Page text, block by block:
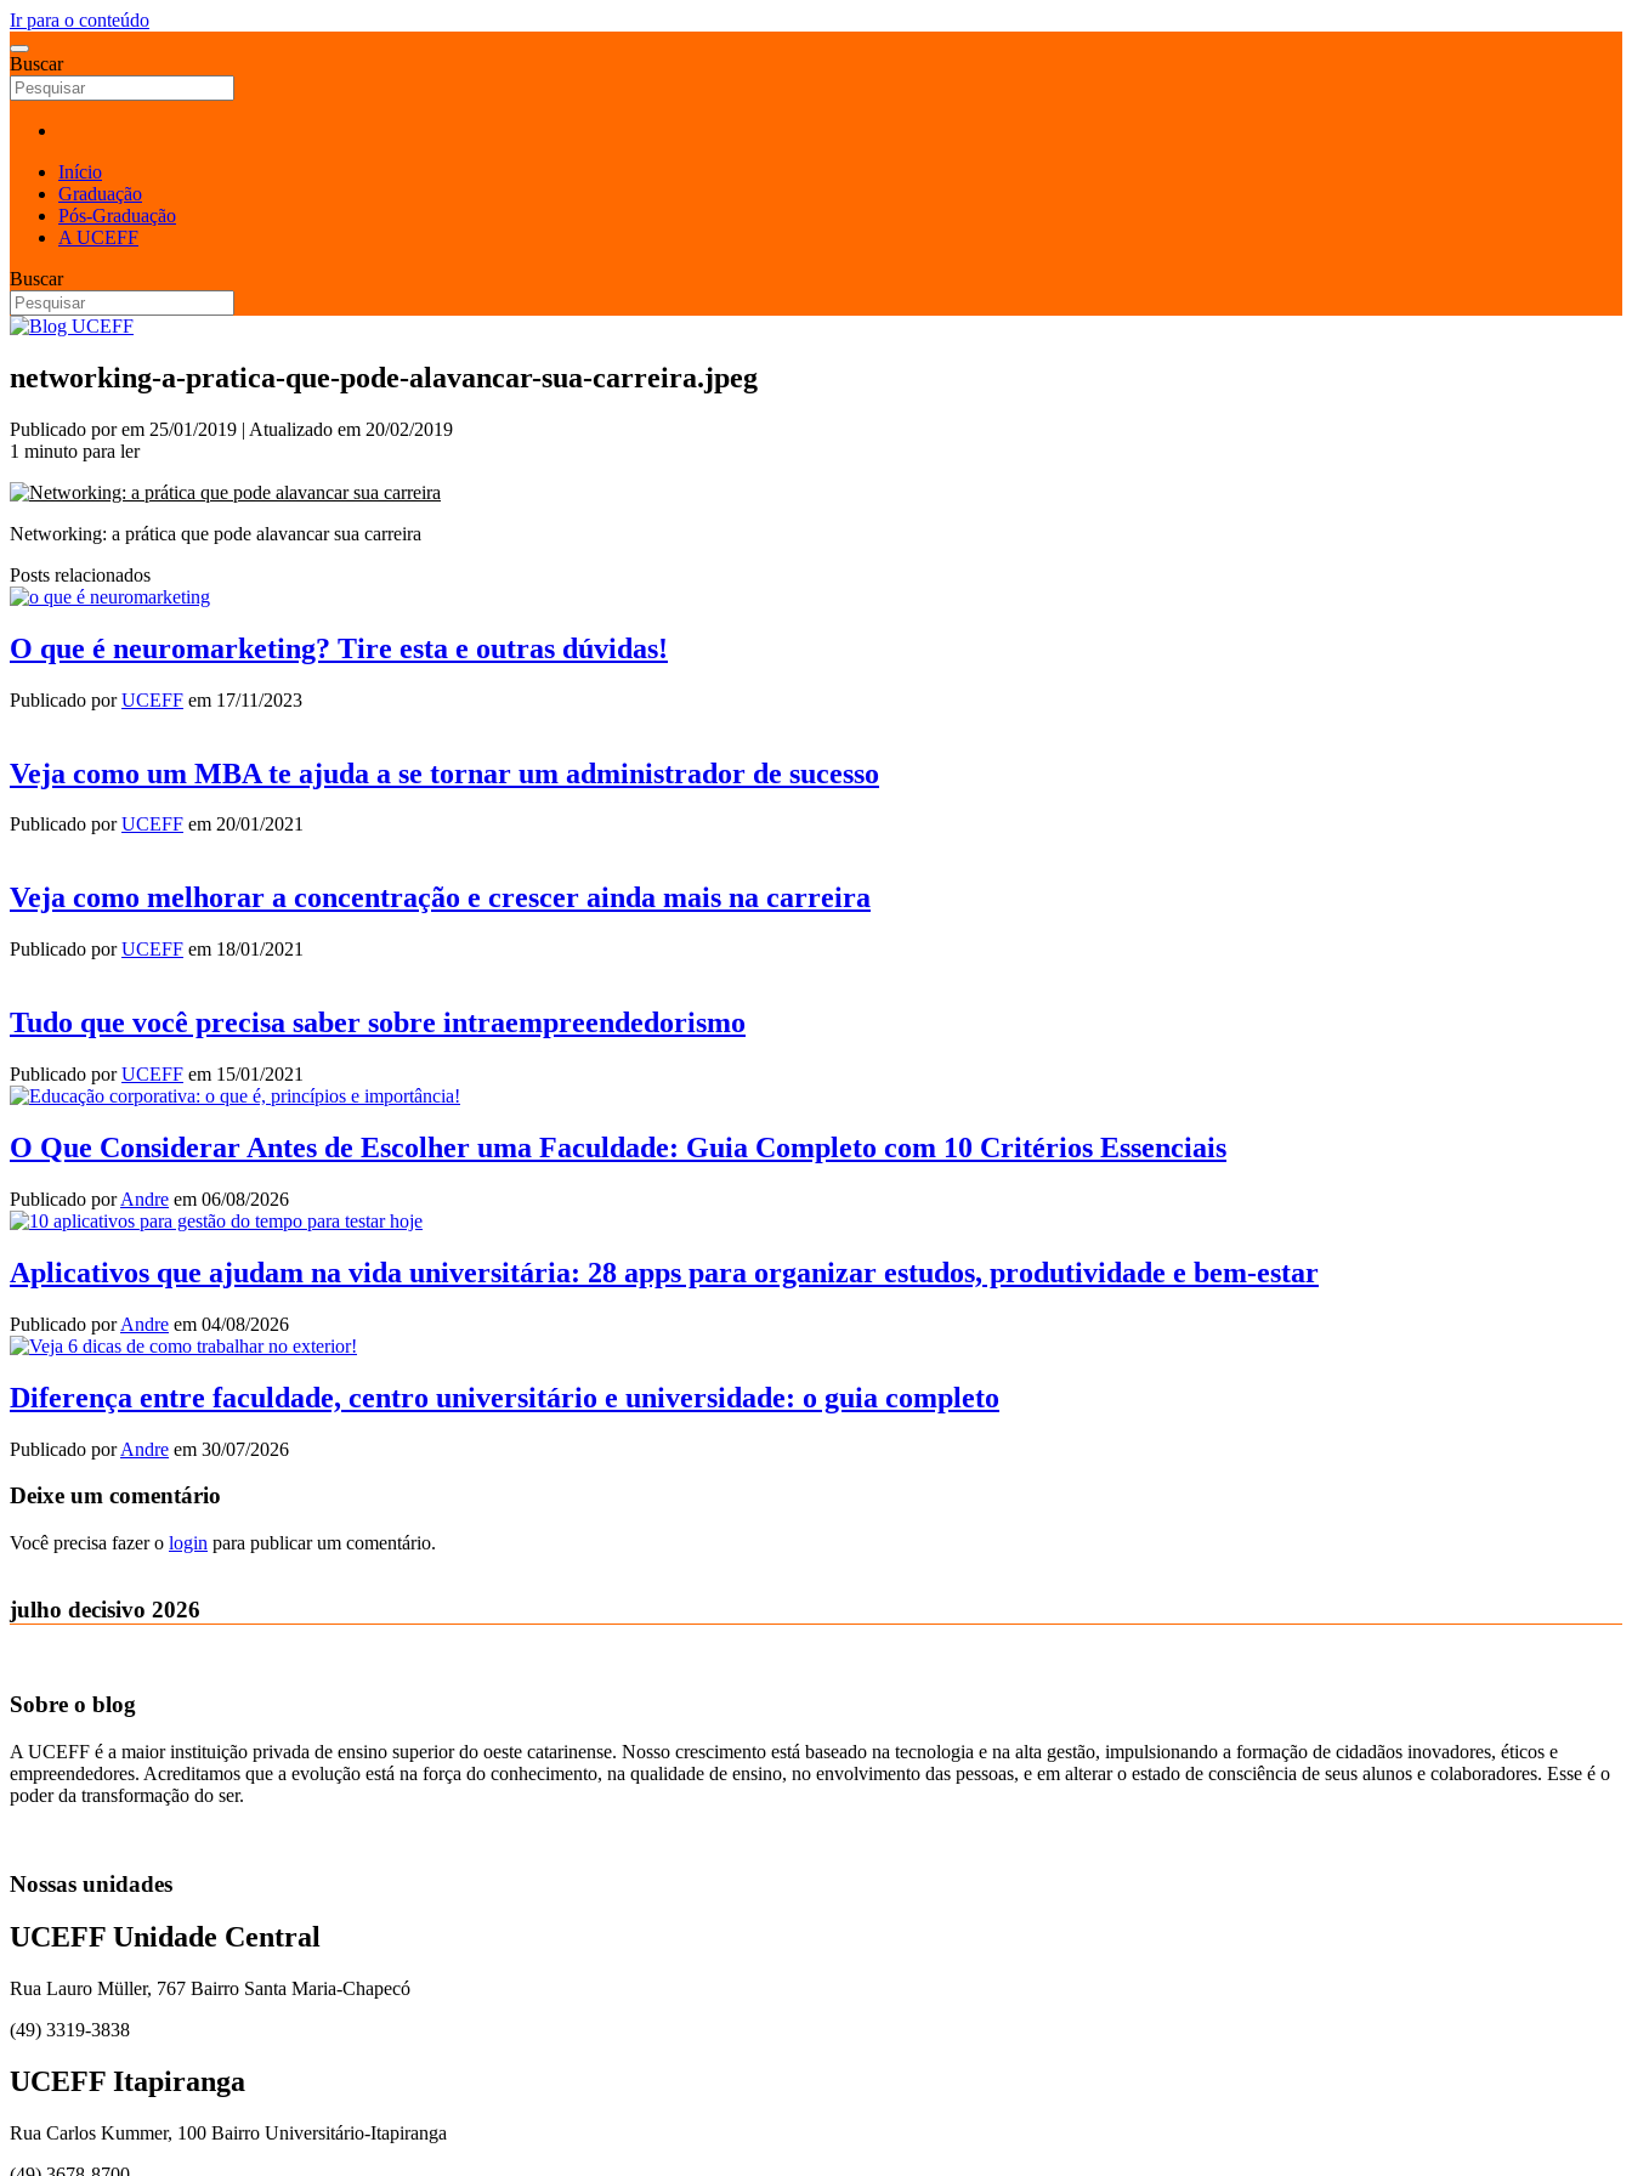
Ir para o conteúdo
Buscar
Início
Graduação
Pós-Graduação
A UCEFF
Buscar
networking-a-pratica-que-pode-alavancar-sua-carreira.jpeg
Publicado porem 25/01/2019 | Atualizado em 20/02/2019
1 minuto para ler
Networking: a prática que pode alavancar sua carreira
Posts relacionados
O que é neuromarketing? Tire esta e outras dúvidas!
Publicado porUCEFF em 17/11/2023
Veja como um MBA te ajuda a se tornar um administrador de sucesso
Publicado porUCEFF em 20/01/2021
Veja como melhorar a concentração e crescer ainda mais na carreira
Publicado porUCEFF em 18/01/2021
Tudo que você precisa saber sobre intraempreendedorismo
Publicado porUCEFF em 15/01/2021
O Que Considerar Antes de Escolher uma Faculdade: Guia Completo com 10 Critérios Essenciais
Publicado porAndre em 06/08/2026
Aplicativos que ajudam na vida universitária: 28 apps para organizar estudos, produtividade e bem-estar
Publicado porAndre em 04/08/2026
Diferença entre faculdade, centro universitário e universidade: o guia completo
Publicado porAndre em 30/07/2026
Deixe um comentário
Você precisa fazer o login para publicar um comentário.
julho decisivo 2026
Sobre o blog
A UCEFF é a maior instituição privada de ensino superior do oeste catarinense. Nosso crescimento está baseado na tecnologia e na alta gestão, impulsionando a formação de cidadãos inovadores, éticos e
empreendedores. Acreditamos que a evolução está na força do conhecimento, na qualidade de ensino, no envolvimento das pessoas, e em alterar o estado de consciência de seus alunos e colaboradores. Esse é o
poder da transformação do ser.
Nossas unidades
UCEFF Unidade Central
Rua Lauro Müller, 767 Bairro Santa Maria-Chapecó
(49) 3319-3838
UCEFF Itapiranga
Rua Carlos Kummer, 100 Bairro Universitário-Itapiranga